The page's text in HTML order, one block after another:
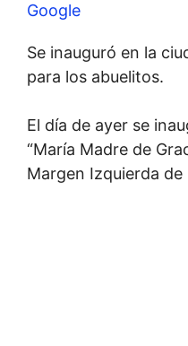
Google
Se inauguró en la
para los abuelitos.
El día de ayer se
“María Madre de
Margen Izquierda de